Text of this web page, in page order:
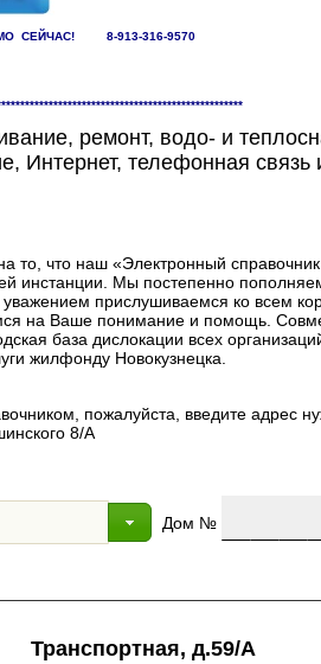
СЕЙЧАС! 8-913-316-9570
исчерпывающую
жилищно-
ремонт, водо- и
Интернет, телефонная связь
то, что наш «Электронный
инстанции. Мы постепенно
прислушиваемся ко всем
на Ваше понимание и помощь.
база дислокации всех
жилфонду Новокузнецка.
пожалуйста, введите адрес
8/А
Дом №
Транспортная, д.59/А